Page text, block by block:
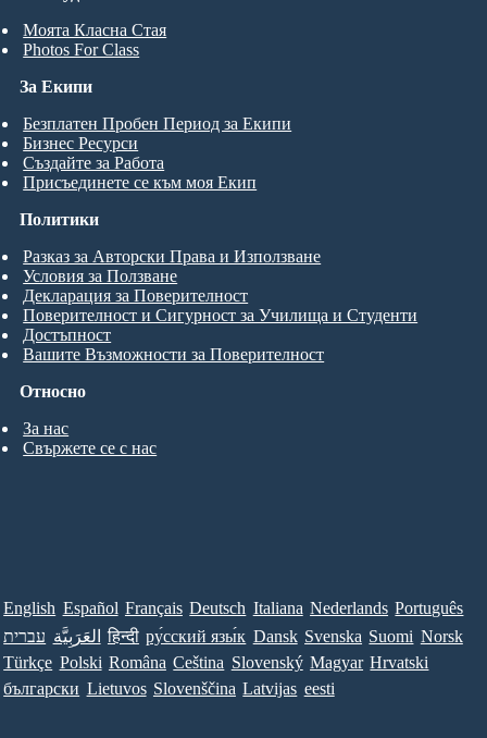
Моята Класна Стая
Photos For Class
За Екипи
Безплатен Пробен Период за Екипи
Бизнес Ресурси
Създайте за Работа
Присъединете се към моя Екип
Относно
За нас
Свържете се с нас
Политики
Разказ за Авторски Права и Използване
Условия за Ползване
Декларация за Поверителност
Поверителност и Сигурност за Училища и Студенти
Достъпност
Вашите Възможности за Поверителност
English Español Français Deutsch Italiana Nederlands Português
עברית العَرَبِيَّة हिन्दी ру́сский язы́к Dansk Svenska Suomi Norsk
Türkçe Polski Româna Ceština Slovenský Magyar Hrvatski
български Lietuvos Slovenščina Latvijas eesti